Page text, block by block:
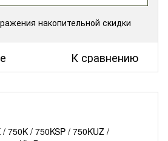
накопительной скидки
К сравнению
750K / 750KSP / 750KUZ /